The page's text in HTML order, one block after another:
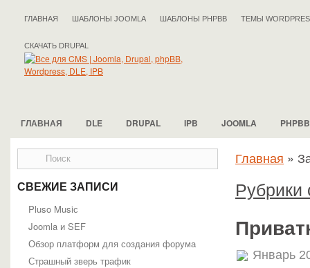
ГЛАВНАЯ ШАБЛОНЫ JOOMLA ШАБЛОНЫ PHPBB ТЕМЫ
СКАЧАТЬ DRUPAL
ГЛАВНАЯ DLE DRUPAL IPB JOOMLA PHPBB
СВЕЖИЕ ЗАПИСИ
Pluso Musiс
Joomla и SEF
Обзор платформ для создания форума
Страшный зверь трафик
Главная »
Рубрики
Январь